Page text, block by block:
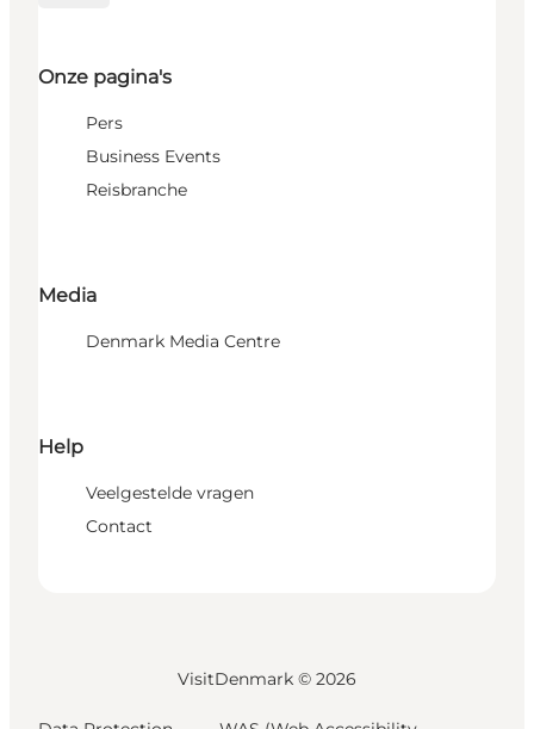
Onze pagina's
Pers
Business Events
Reisbranche
Media
Denmark Media Centre
Help
Veelgestelde vragen
Contact
VisitDenmark © 2026